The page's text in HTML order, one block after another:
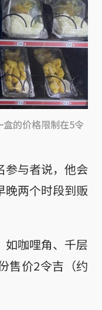
的价格限制在5令
与者说，他会
晚两个时段到贩
如咖哩角、千层
售价2令吉（约